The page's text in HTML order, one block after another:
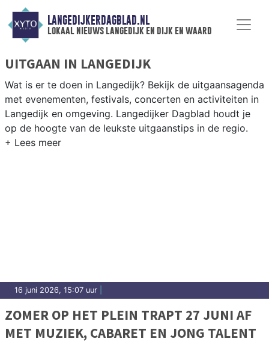
LANGEDIJKERDAGBLAD.NL
lokaal nieuws langedijk en dijk en waard
UITGAAN IN LANGEDIJK
Wat is er te doen in Langedijk? Bekijk de uitgaansagenda
met evenementen, festivals, concerten en activiteiten in
Langedijk en omgeving. Langedijker Dagblad houdt je
op de hoogte van de leukste uitgaanstips in de regio.
16 juni 2026, 15:07 uur
ZOMER OP HET PLEIN TRAPT 27 JUNI AF
MET MUZIEK, CABARET EN JONG TALENT